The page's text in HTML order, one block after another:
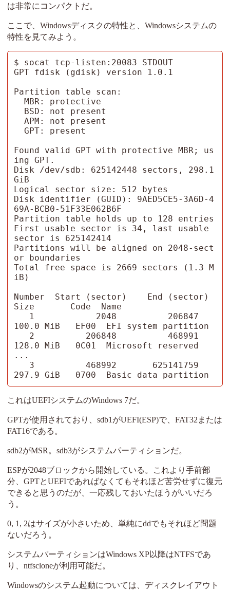
は非常にコンパクトだ。
ここで、Windowsディスクの特性と、Windowsシステムの
特性を見てみよう。
$ socat tcp-listen:20083 STDOUT
GPT fdisk (gdisk) version 1.0.1
Partition table scan:
Found valid GPT with protective MBR; us
ing GPT.
Disk /dev/sdb: 625142448 sectors, 298.1
GiB
Logical sector size: 512 bytes
Disk identifier (GUID): 9AED5CE5-3A6D-4
69A-BCB0-51F33E062B6F
Partition table holds up to 128 entries
First usable sector is 34, last usable
sector is 625142414
Partitions will be aligned on 2048-sect
or boundaries
Total free space is 2669 sectors (1.3 M
iB)
Number  Start (sector)    End (sector)
Size       Code  Name
100.0 MiB   EF00  EFI system partition
128.0 MiB   0C01  Microsoft reserved
...
297.9 GiB   0700  Basic data partition
これはUEFIシステムのWindows 7だ。
GPTが使用されており、sdb1がUEFI(ESP)で、FAT32または
FAT16である。
sdb2がMSR。sdb3がシステムパーティションだ。
ESPが2048ブロックから開始している。これより手前部
分、GPTとUEFIであればなくてもそれほど苦労せずに復元
できると思うのだが、一応残しておいたほうがいいだろ
う。
0, 1, 2はサイズが小さいため、単純にddでもそれほど問題
ないだろう。
システムパーティションはWindows XP以降はNTFSであ
り、ntfscloneが利用可能だ。
Windowsのシステム起動については、ディスクレイアウト